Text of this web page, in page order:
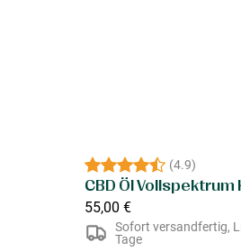
(4.9)
CBD Öl Vollspektrum
55,00 €
Sofort versandfertig,
Tage